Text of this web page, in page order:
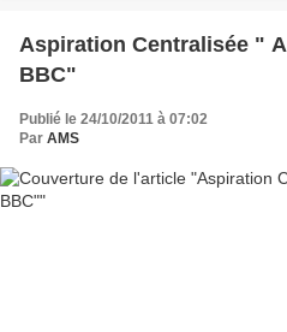
Aspiration Centralisée "
BBC"
Publié le 24/10/2011 à 07:02
Par AMS